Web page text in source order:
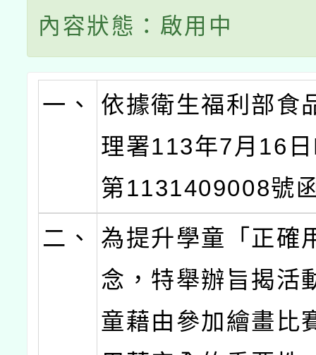
內容狀態：啟用中
一、
依據衛生福利部食
理署113年7月16
第1131409008號
二、
為提升學童「正確
念，特舉辦旨揭活
童藉由參加繪畫比